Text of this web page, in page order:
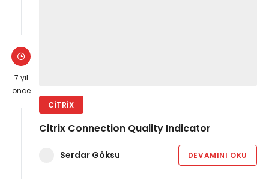
7 yıl
önce
CITRIX
Citrix Connection Quality Indicator
Serdar Göksu DEVAMINI OKU